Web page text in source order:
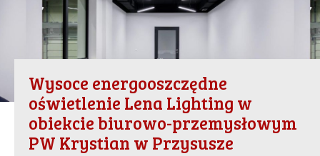
Wysoce energooszczędne
oświetlenie Lena Lighting w
obiekcie biurowo-przemysłowym
PW Krystian w Przysusze